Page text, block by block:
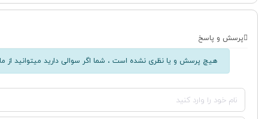
پرسش و پاسخ
هیچ پرسش و یا نظری نشده است ، شما اگر سوالی دارید میتوانید از